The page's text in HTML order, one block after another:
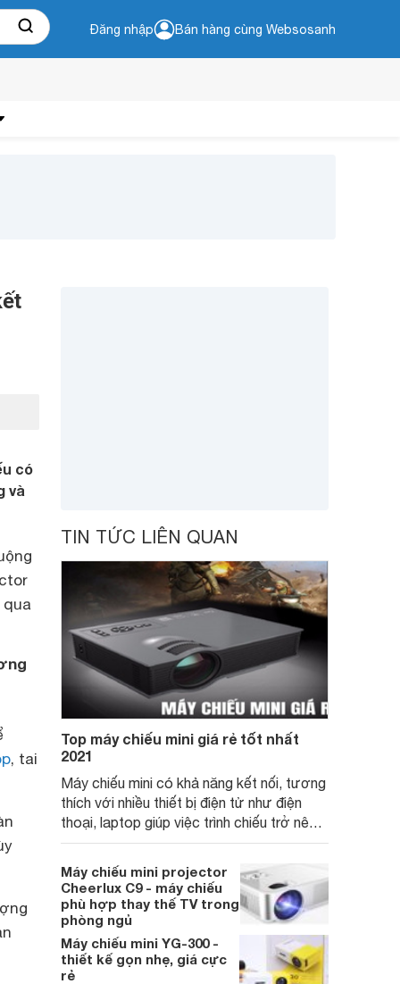
Đăng nhập Bán hàng cùng Websosanh
có
và
qua
, tai
TIN TỨC LIÊN QUAN
Top máy chiếu mini giá rẻ tốt nhất
2021
Máy chiếu mini có khả năng kết nối, tương
thích với nhiều thiết bị điện tử như điện
thoại, laptop giúp việc trình chiếu trở nên
đơn giản hơn.
Máy chiếu mini projector
Cheerlux C9 - máy chiếu
phù hợp thay thế TV trong
phòng ngủ
Máy chiếu mini YG-300 -
thiết kế gọn nhẹ, giá cực
rẻ